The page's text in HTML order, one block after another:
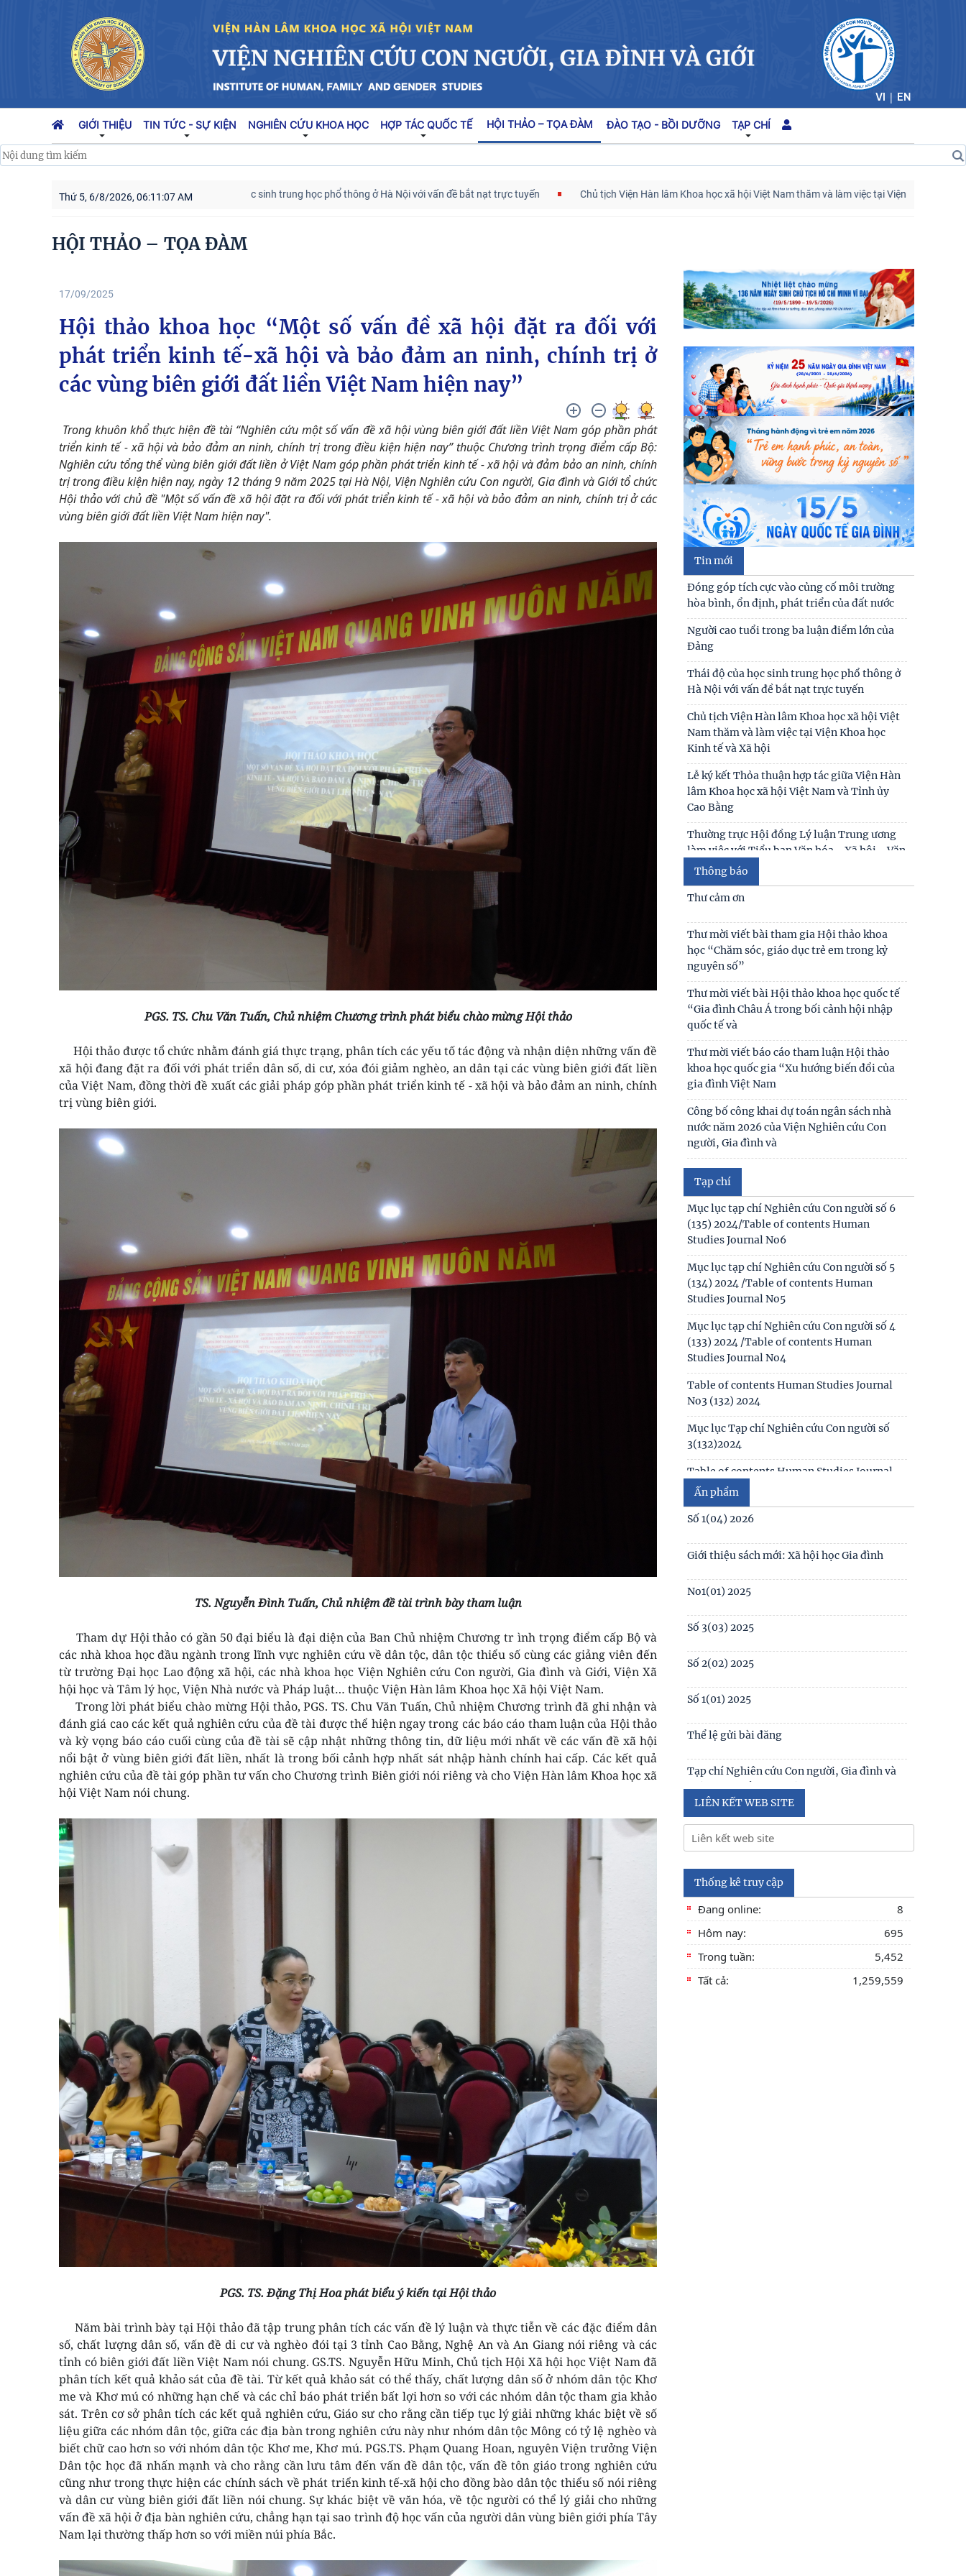
VI | EN
GIỚI THIỆU TIN TỨC - SỰ KIỆN NGHIÊN CỨU KHOA HỌC HỢP TÁC QUỐC TẾ HỘI THẢO – TỌA ĐÀM ĐÀO TẠO - BỒI DƯỠNG TẠP CHÍ
Thứ 5, 6/8/2026, 06:11:09 AM
lớn của Đảng Thái độ của học sinh trung học phổ thông ở Hà Nội với vấn đề bắt nạt trực tuyến Chủ tịch Viện Hàn lâm Khoa học xã hội Việt Nam thăm và làm việc tại Viện Khoa học Kinh tế và Xã hội
HỘI THẢO – TỌA ĐÀM
17/09/2025
Hội thảo khoa học “Một số vấn đề xã hội đặt ra đối với
phát triển kinh tế-xã hội và bảo đảm an ninh, chính trị ở
các vùng biên giới đất liền Việt Nam hiện nay”
Trong khuôn khổ thực hiện đề tài “Nghiên cứu một số vấn đề xã hội vùng biên giới đất liền Việt Nam góp phần phát
triển kinh tế - xã hội và bảo đảm an ninh, chính trị trong điều kiện hiện nay” thuộc Chương trình trọng điểm cấp Bộ:
Nghiên cứu tổng thể vùng biên giới đất liền ở Việt Nam góp phần phát triển kinh tế - xã hội và đảm bảo an ninh, chính
trị trong điều kiện hiện nay, ngày 12 tháng 9 năm 2025 tại Hà Nội, Viện Nghiên cứu Con người, Gia đình và Giới tổ chức
Hội thảo với chủ đề "Một số vấn đề xã hội đặt ra đối với phát triển kinh tế - xã hội và bảo đảm an ninh, chính trị ở các
vùng biên giới đất liền Việt Nam hiện nay".
PGS. TS. Chu Văn Tuấn, Chủ nhiệm Chương trình phát biểu chào mừng Hội thảo
Hội thảo được tổ chức nhằm đánh giá thực trạng, phân tích các yếu tố tác động và nhận diện những vấn đề
xã hội đang đặt ra đối với phát triển dân số, di cư, xóa đói giảm nghèo, an dân tại các vùng biên giới đất liền
của Việt Nam, đồng thời đề xuất các giải pháp góp phần phát triển kinh tế - xã hội và bảo đảm an ninh, chính
trị vùng biên giới.
TS. Nguyễn Đình Tuấn, Chủ nhiệm đề tài trình bày tham luận
Tham dự Hội thảo có gần 50 đại biểu là đại diện của Ban Chủ nhiệm Chương tr ình trọng điểm cấp Bộ và
các nhà khoa học đầu ngành trong lĩnh vực nghiên cứu về dân tộc, dân tộc thiểu số cùng các giảng viên đến
từ trường Đại học Lao động xã hội, các nhà khoa học Viện Nghiên cứu Con người, Gia đình và Giới, Viện Xã
hội học và Tâm lý học, Viện Nhà nước và Pháp luật… thuộc Viện Hàn lâm Khoa học Xã hội Việt Nam.
Trong lời phát biểu chào mừng Hội thảo, PGS. TS. Chu Văn Tuấn, Chủ nhiệm Chương trình đã ghi nhận và
đánh giá cao các kết quả nghiên cứu của đề tài được thể hiện ngay trong các báo cáo tham luận của Hội thảo
và kỳ vọng báo cáo cuối cùng của đề tài sẽ cập nhật những thông tin, dữ liệu mới nhất về các vấn đề xã hội
nổi bật ở vùng biên giới đất liền, nhất là trong bối cảnh hợp nhất sát nhập hành chính hai cấp. Các kết quả
nghiên cứu của đề tài góp phần tư vấn cho Chương trình Biên giới nói riêng và cho Viện Hàn lâm Khoa học xã
hội Việt Nam nói chung.
PGS. TS. Đặng Thị Hoa phát biểu ý kiến tại Hội thảo
Năm bài trình bày tại Hội thảo đã tập trung phân tích các vấn đề lý luận và thực tiễn về các đặc điểm dân
số, chất lượng dân số, vấn đề di cư và nghèo đói tại 3 tỉnh Cao Bằng, Nghệ An và An Giang nói riêng và các
tỉnh có biên giới đất liền Việt Nam nói chung. GS.TS. Nguyễn Hữu Minh, Chủ tịch Hội Xã hội học Việt Nam đã
phân tích kết quả khảo sát của đề tài. Từ kết quả khảo sát có thể thấy, chất lượng dân số ở nhóm dân tộc Khơ
me và Khơ mú có những hạn chế và các chỉ báo phát triển bất lợi hơn so với các nhóm dân tộc tham gia khảo
sát. Trên cơ sở phân tích các kết quả nghiên cứu, Giáo sư cho rằng cần tiếp tục lý giải những khác biệt về số
liệu giữa các nhóm dân tộc, giữa các địa bàn trong nghiên cứu này như nhóm dân tộc Mông có tỷ lệ nghèo và
biết chữ cao hơn so với nhóm dân tộc Khơ me, Khơ mú. PGS.TS. Phạm Quang Hoan, nguyên Viện trưởng Viện
Dân tộc học đã nhấn mạnh và cho rằng cần lưu tâm đến vấn đề dân tộc, vấn đề tôn giáo trong nghiên cứu
cũng như trong thực hiện các chính sách về phát triển kinh tế-xã hội cho đồng bào dân tộc thiểu số nói riêng
và dân cư vùng biên giới đất liền nói chung. Sự khác biệt về văn hóa, về tộc người có thể lý giải cho những
vấn đề xã hội ở địa bàn nghiên cứu, chẳng hạn tại sao trình độ học vấn của người dân vùng biên giới phía Tây
Nam lại thường thấp hơn so với miền núi phía Bắc.
Tin mới
Đóng góp tích cực vào củng cố môi trường
hòa bình, ổn định, phát triển của đất nước
Người cao tuổi trong ba luận điểm lớn của
Đảng
Thái độ của học sinh trung học phổ thông ở
Hà Nội với vấn đề bắt nạt trực tuyến
Chủ tịch Viện Hàn lâm Khoa học xã hội Việt
Nam thăm và làm việc tại Viện Khoa học
Kinh tế và Xã hội
Lễ ký kết Thỏa thuận hợp tác giữa Viện Hàn
lâm Khoa học xã hội Việt Nam và Tỉnh ủy
Cao Bằng
Thường trực Hội đồng Lý luận Trung ương
làm việc với Tiểu ban Văn hóa - Xã hội - Văn
học, nghệ
Đảng ủy Viện Hàn lâm Khoa học xã hội Việt
công tác kiểm
Lễ ký kết Thỏa thuận hợp tác giữa Viện Hàn
lâm Khoa học xã hội Việt Nam và Tỉnh ủy
Cao Bằng
Hội thảo khoa học quốc gia “Danh nhân văn
hóa Lê Quý Đôn - Di sản và giá trị thời đại”
Cuộc họp triển khai hoạt động nhiệm vụ
khoa học và công nghệ cấp tỉnh “Nghiên cứu
phát huy giá trị
Thông báo
Thư cảm ơn
Thư mời viết bài tham gia Hội thảo khoa
học “Chăm sóc, giáo dục trẻ em trong kỷ
nguyên số”
Thư mời viết bài Hội thảo khoa học quốc tế
“Gia đình Châu Á trong bối cảnh hội nhập
quốc tế và
Thư mời viết báo cáo tham luận Hội thảo
khoa học quốc gia “Xu hướng biến đổi của
gia đình Việt Nam
Công bố công khai dự toán ngân sách nhà
nước năm 2026 của Viện Nghiên cứu Con
người, Gia đình và
Công khai thông tin nhiệm vụ cấp Cơ sở 2025
Thư mời viết bài hội thảo khoa học thường
niên về nghiên cứu con người “NÂNG CAO
CHẤT LƯỢNG CUỘC
Thông báo triệu tập thí sinh đủ điều kiện,
tiêu chuẩn, tham gia sát hạch trình độ hiểu
biết chung
Thông báo kết quả kiểm tra điều kiện, tiêu
chuẩn, văn bằng, chứng chỉ đối với thí sinh
đăng ký dự
Thông báo 2773/TB-KHXH về Kết quả kiểm
tra điều kiện, tiêu chuẩn, văn bằng, chứng
chỉ đối với thí
Tạp chí
Mục lục tạp chí Nghiên cứu Con người số 6
(135) 2024/Table of contents Human
Studies Journal No6
Mục lục tạp chí Nghiên cứu Con người số 5
(134) 2024 /Table of contents Human
Studies Journal No5
Mục lục tạp chí Nghiên cứu Con người số 4
(133) 2024 /Table of contents Human
Studies Journal No4
Table of contents Human Studies Journal
No3 (132) 2024
Mục lục Tạp chí Nghiên cứu Con người số
3(132)2024
Table of contents Human Studies Journal
No1 (130) 2024
Table of contents Human Studies Journal
Mục lục Tạp chí Nghiên cứu Con người số
Mục lục Tạp chí Nghiên cứu Con người số
1(130) năm 2024
No. 5 (128) (2023)
Ấn phẩm
Số 1(04) 2026
Giới thiệu sách mới: Xã hội học Gia đình
No1(01) 2025
Số 3(03) 2025
Số 2(02) 2025
Số 1(01) 2025
Thể lệ gửi bài đăng
Tạp chí Nghiên cứu Con người, Gia đình và
Giới đạt chuẩn Tạp chí khoa học Việt Nam
năm 2026
Nội hàm của quyền con người được sống
trong môi trường trong lành, bền vững (Lê
Hồng Hạnh
LIÊN KẾT WEB SITE
Thống kê truy cập
Đang online:
8
Hôm nay:
695
Trong tuần:
5,452
Tất cả:
1,259,559